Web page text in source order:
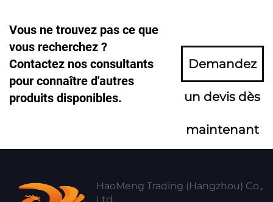
Vous ne trouvez pas ce que
vous recherchez ?
Contactez nos consultants
pour connaître d'autres
produits disponibles.
Demandez
un devis dès
maintenant
HaoMeng Trading (Hangzhou) Co.,
Ltd.